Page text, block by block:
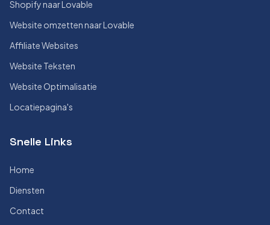
Shopify naar Lovable
Website omzetten naar Lovable
Affiliate Websites
Website Teksten
Website Optimalisatie
Locatiepagina's
Snelle Links
Home
Diensten
Contact